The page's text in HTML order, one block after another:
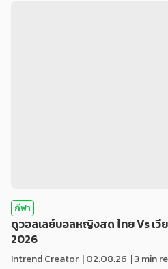
กีฬา
ดูวอลเลย์บอลหญิงสด ไทย Vs เวี
2026
Intrend Creator |02.08.26 | 3 min